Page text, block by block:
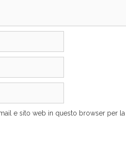
e sito web in questo browser per